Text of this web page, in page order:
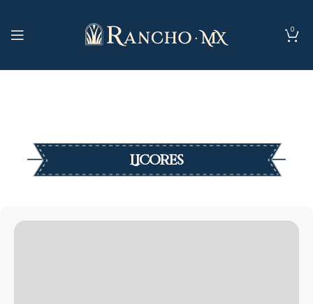
0
Licores